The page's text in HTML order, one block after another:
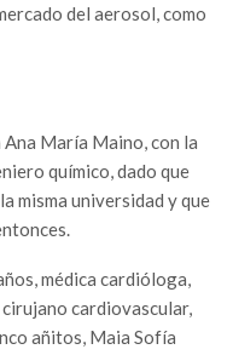
del aerosol, como
María Maino, con la
químico, dado que
misma universidad y que
médica cardióloga,
cardiovascular,
añitos, Maia Sofía